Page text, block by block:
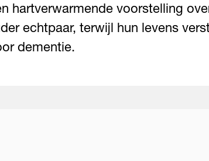
hartverwarmende voorstelling
echtpaar, terwijl hun levens
dementie.